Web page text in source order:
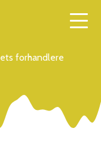
forhandlere